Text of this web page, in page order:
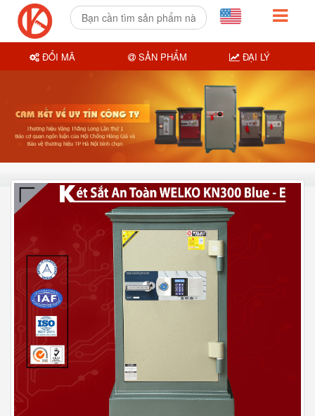
ĐỔI MÃ SẢN PHẨM ĐẠI LÝ